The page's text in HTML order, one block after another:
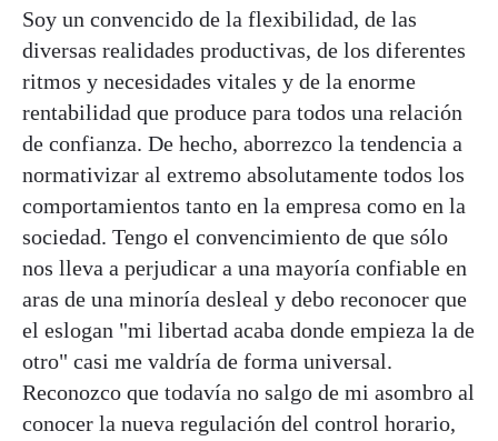
Soy un convencido de la flexibilidad, de las
diversas realidades productivas, de los diferentes
ritmos y necesidades vitales y de la enorme
rentabilidad que produce para todos una relación
de confianza. De hecho, aborrezco la tendencia a
normativizar al extremo absolutamente todos los
comportamientos tanto en la empresa como en la
sociedad. Tengo el convencimiento de que sólo
nos lleva a perjudicar a una mayoría confiable en
aras de una minoría desleal y debo reconocer que
el eslogan "mi libertad acaba donde empieza la de
otro" casi me valdría de forma universal.
Reconozco que todavía no salgo de mi asombro al
conocer la nueva regulación del control horario,